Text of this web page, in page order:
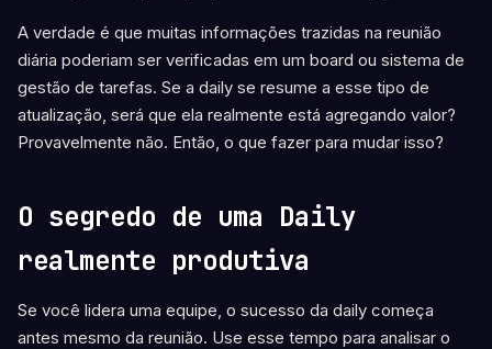
A verdade é que muitas informações trazidas na reunião
diária poderiam ser verificadas em um board ou sistema de
gestão de tarefas. Se a daily se resume a esse tipo de
atualização, será que ela realmente está agregando valor?
Provavelmente não. Então, o que fazer para mudar isso?
O segredo de uma Daily
realmente produtiva
Se você lidera uma equipe, o sucesso da daily começa
antes mesmo da reunião. Use esse tempo para analisar o